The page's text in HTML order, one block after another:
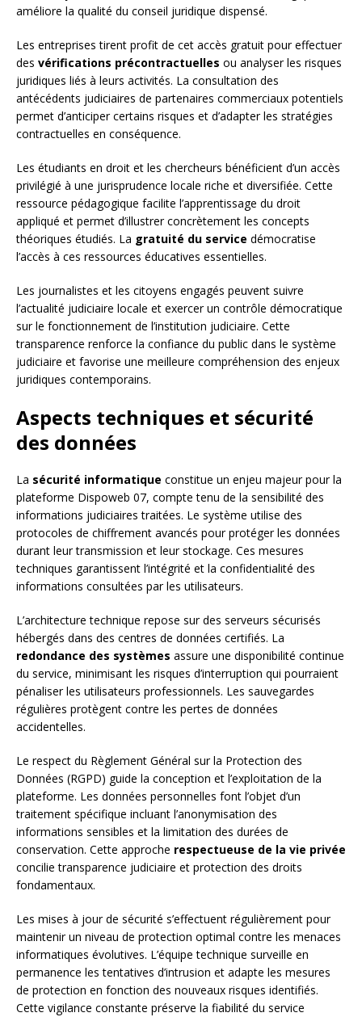
améliore la qualité du conseil juridique dispensé.
Les entreprises tirent profit de cet accès gratuit pour effectuer
des vérifications précontractuelles ou analyser les risques
juridiques liés à leurs activités. La consultation des
antécédents judiciaires de partenaires commerciaux potentiels
permet d’anticiper certains risques et d’adapter les stratégies
contractuelles en conséquence.
Les étudiants en droit et les chercheurs bénéficient d’un accès
privilégié à une jurisprudence locale riche et diversifiée. Cette
ressource pédagogique facilite l’apprentissage du droit
appliqué et permet d’illustrer concrètement les concepts
théoriques étudiés. La gratuité du service démocratise
l’accès à ces ressources éducatives essentielles.
Les journalistes et les citoyens engagés peuvent suivre
l’actualité judiciaire locale et exercer un contrôle démocratique
sur le fonctionnement de l’institution judiciaire. Cette
transparence renforce la confiance du public dans le système
judiciaire et favorise une meilleure compréhension des enjeux
juridiques contemporains.
Aspects techniques et sécurité
des données
La sécurité informatique constitue un enjeu majeur pour la
plateforme Dispoweb 07, compte tenu de la sensibilité des
informations judiciaires traitées. Le système utilise des
protocoles de chiffrement avancés pour protéger les données
durant leur transmission et leur stockage. Ces mesures
techniques garantissent l’intégrité et la confidentialité des
informations consultées par les utilisateurs.
L’architecture technique repose sur des serveurs sécurisés
hébergés dans des centres de données certifiés. La
redondance des systèmes assure une disponibilité continue
du service, minimisant les risques d’interruption qui pourraient
pénaliser les utilisateurs professionnels. Les sauvegardes
régulières protègent contre les pertes de données
accidentelles.
Le respect du Règlement Général sur la Protection des
Données (RGPD) guide la conception et l’exploitation de la
plateforme. Les données personnelles font l’objet d’un
traitement spécifique incluant l’anonymisation des
informations sensibles et la limitation des durées de
conservation. Cette approche respectueuse de la vie privée
concilie transparence judiciaire et protection des droits
fondamentaux.
Les mises à jour de sécurité s’effectuent régulièrement pour
maintenir un niveau de protection optimal contre les menaces
informatiques évolutives. L’équipe technique surveille en
permanence les tentatives d’intrusion et adapte les mesures
de protection en fonction des nouveaux risques identifiés.
Cette vigilance constante préserve la fiabilité du service